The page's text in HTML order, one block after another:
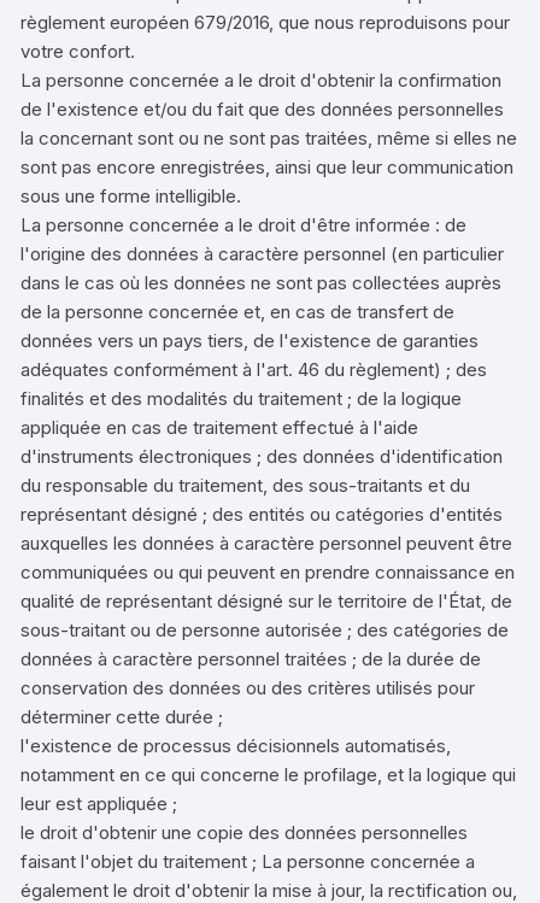
règlement européen 679/2016, que nous reproduisons pour
votre confort.
La personne concernée a le droit d'obtenir la confirmation
de l'existence et/ou du fait que des données personnelles
la concernant sont ou ne sont pas traitées, même si elles ne
sont pas encore enregistrées, ainsi que leur communication
sous une forme intelligible.
La personne concernée a le droit d'être informée : de
l'origine des données à caractère personnel (en particulier
dans le cas où les données ne sont pas collectées auprès
de la personne concernée et, en cas de transfert de
données vers un pays tiers, de l'existence de garanties
adéquates conformément à l'art. 46 du règlement) ; des
finalités et des modalités du traitement ; de la logique
appliquée en cas de traitement effectué à l'aide
d'instruments électroniques ; des données d'identification
du responsable du traitement, des sous-traitants et du
représentant désigné ; des entités ou catégories d'entités
auxquelles les données à caractère personnel peuvent être
communiquées ou qui peuvent en prendre connaissance en
qualité de représentant désigné sur le territoire de l'État, de
sous-traitant ou de personne autorisée ; des catégories de
données à caractère personnel traitées ; de la durée de
conservation des données ou des critères utilisés pour
déterminer cette durée ;
l'existence de processus décisionnels automatisés,
notamment en ce qui concerne le profilage, et la logique qui
leur est appliquée ;
le droit d'obtenir une copie des données personnelles
faisant l'objet du traitement ; La personne concernée a
également le droit d'obtenir la mise à jour, la rectification ou,